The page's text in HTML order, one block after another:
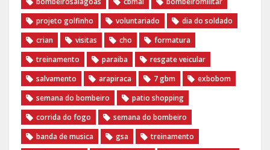
projeto golfinho
voluntariado
dia do soldado
crian
visitas cho
formatura
treinamento
paraiba
resgate veicular
salvamento
arapiraca 7 gbm
exbobom
semana do bombeiro
patio shopping
corrida do fogo
semana do bombeiro
banda de musica
gsa
treinamento